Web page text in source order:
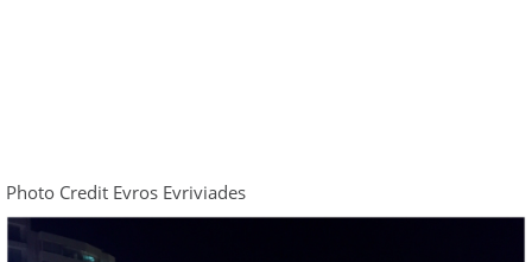
Photo Credit Evros Evriviades